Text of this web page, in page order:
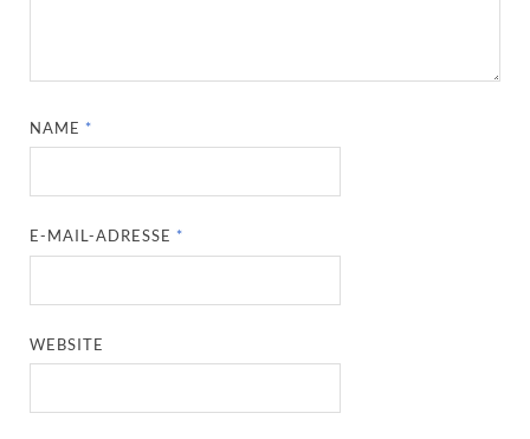
NAME *
E-MAIL-ADRESSE *
WEBSITE